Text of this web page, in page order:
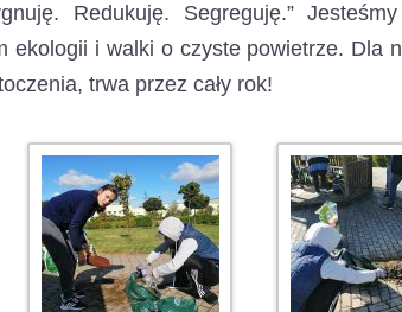
Redukuję. Segreguję.”
ekologii i walki o czyste powietrze. Dla
trwa przez cały rok!